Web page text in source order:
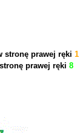
stronę prawej ręki 1
prawej ręki 8